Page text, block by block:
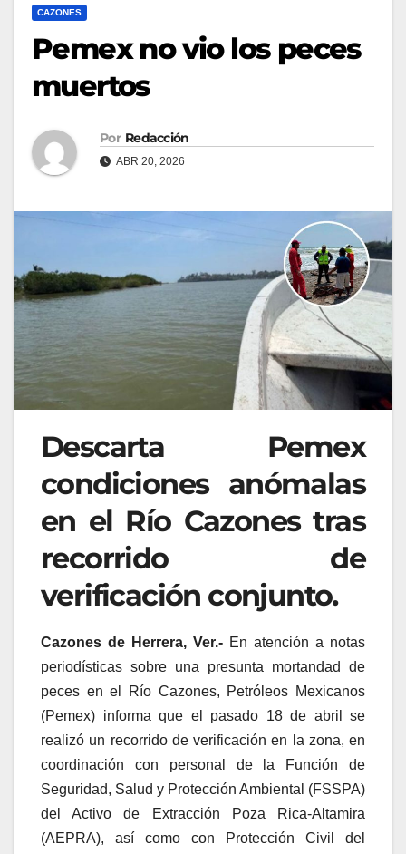
CAZONES
Pemex no vio los peces
muertos
Por Redacción
ABR 20, 2026
Descarta Pemex
condiciones anómalas
en el Río Cazones tras
recorrido de
verificación conjunto.
Cazones de Herrera, Ver.- En atención a notas
periodísticas sobre una presunta mortandad de
peces en el Río Cazones, Petróleos Mexicanos
(Pemex) informa que el pasado 18 de abril se
realizó un recorrido de verificación en la zona, en
coordinación con personal de la Función de
Seguridad, Salud y Protección Ambiental (FSSPA)
del Activo de Extracción Poza Rica-Altamira
(AEPRA), así como con Protección Civil del